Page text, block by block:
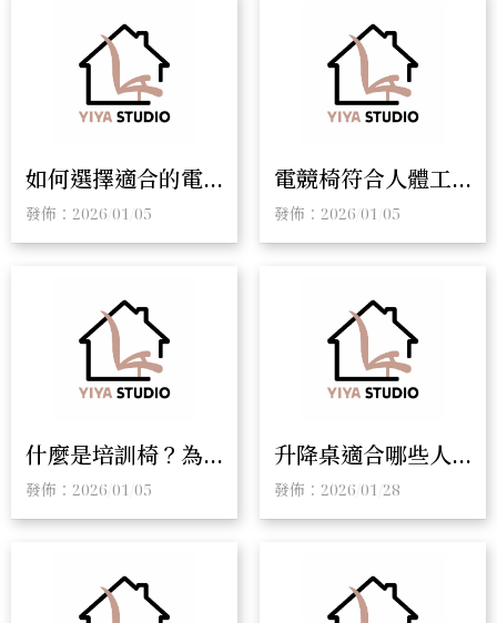
如何選擇適合的電
腦椅？電腦椅專賣
店｜彰化電腦椅專
發佈：2026/01/05
電競椅符合人體工
學嗎？人體工學椅
推薦｜電腦椅專賣
發佈：2026/01/05
什麼是培訓椅？為
什麼企業與學校都
需要它｜培訓椅採
發佈：2026/01/05
升降桌適合哪些人
使用？選對辦公桌
提升工作效率與健
彰化升降桌
發佈：2026/01/28